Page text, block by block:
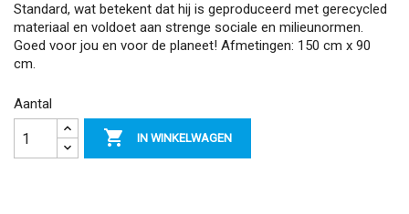
Standard, wat betekent dat hij is geproduceerd met gerecycled
materiaal en voldoet aan strenge sociale en milieunormen.
Goed voor jou en voor de planeet! Afmetingen: 150 cm x 90
cm.
Aantal
 IN WINKELWAGEN